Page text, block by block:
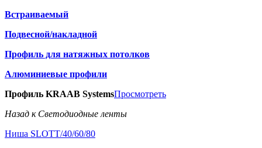
Встраиваемый
Подвесной/накладной
Профиль для натяжных потолков
Алюминиевые профили
Профиль KRAAB SystemsПросмотреть
Назад к Светодиодные ленты
Ниша SLOTT/40/60/80